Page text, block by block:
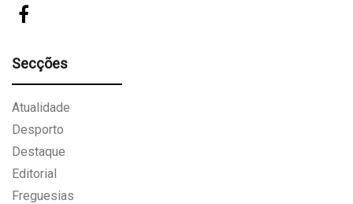
Secções
Atualidade
Desporto
Destaque
Editorial
Freguesias